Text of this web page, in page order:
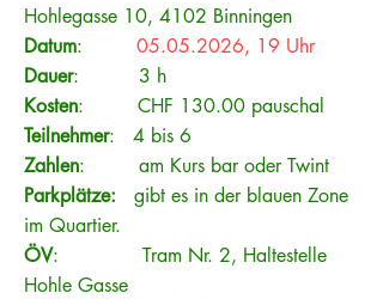
Hohlegasse 10, 4102 Binningen​
Datum: 05.05.2026, 19 Uhr
Dauer: 3 h
Kosten: CHF 130.00 pauschal
Teilnehmer: 4 bis 6
Zahlen: am Kurs bar oder Twint
Parkplätze: gibt es in der blauen Zone
im Quartier.
ÖV: Tram Nr. 2, Haltestelle
Hohle Gasse